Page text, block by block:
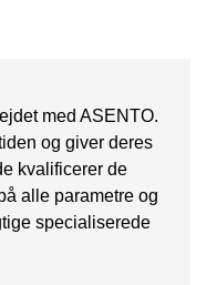
med ASENTO.
og giver deres
kvalificerer de
alle parametre og
specialiserede